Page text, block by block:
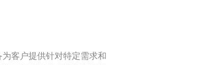
客户提供针对特定需求和